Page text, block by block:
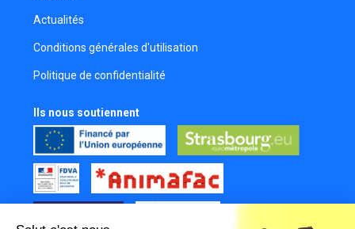
Actualités
Conditions générales d'utilisation
Politique de confidentialité
Ils nous soutiennent